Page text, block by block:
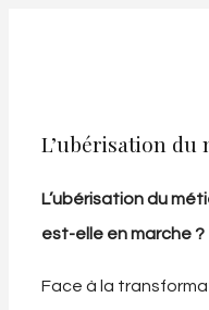
L’ubérisation du
L’ubérisation du
est-elle en marche ?
Face à la